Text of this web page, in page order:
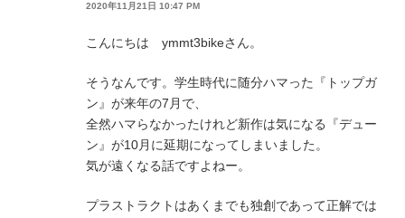
2020年11月21日 10:47 PM
こんにちは ymmt3bikeさん。
そうなんです。学生時代に随分ハマった『トップガ
ン』が来年の7月で、
全然ハマらなかったけれど新作は気になる『デュー
ン』が10月に延期になってしまいました。
気が遠くなる話ですよねー。
プラストラクトはあくまでも独創であって正解では